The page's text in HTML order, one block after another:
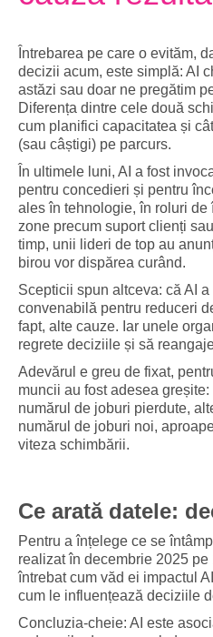
Întrebarea pe care o evităm,
decizii acum, este simplă: AI
astăzi sau doar ne pregătim
Diferența dintre cele două
cum planifici capacitatea și
(sau câștigi) pe parcurs.
În ultimele luni, AI a fost
pentru concedieri și pentru
ales în tehnologie, în roluri de
zone precum suport clienți
timp, unii lideri de top au
birou vor dispărea curând.
Scepticii spun altceva: că AI
convenabilă pentru reduceri
fapt, alte cauze. Iar unele
regrete deciziile și să
Adevărul e greu de fixat,
muncii au fost adesea
numărul de joburi pierdute,
numărul de joburi noi,
viteza schimbării.
Ce arată datele:
Pentru a înțelege ce se
realizat în decembrie 2025
întrebat cum văd ei impactul
cum le influențează deciziile
Concluzia-cheie: AI este